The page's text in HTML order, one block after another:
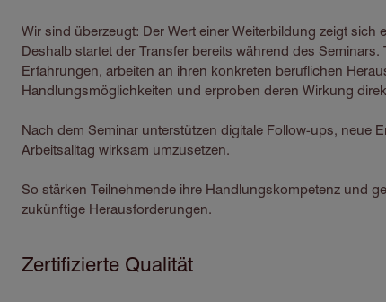
Wir sind überzeugt: Der Wert einer Weiterbildung zeigt sich
Deshalb startet der Transfer bereits während des
Erfahrungen, arbeiten an ihren konkreten beruflichen
Handlungsmöglichkeiten und erproben deren Wirkung
Nach dem Seminar unterstützen digitale Follow-ups, neue
Arbeitsalltag wirksam umzusetzen.
So stärken Teilnehmende ihre Handlungskompetenz und
zukünftige Herausforderungen.
Zertifizierte Qualität